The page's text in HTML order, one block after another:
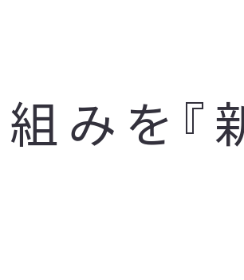
みを『